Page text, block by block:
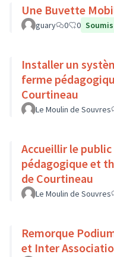
Une Buvette
guary 0 0
Installer un
ferme
Courtineau
Le Moulin de Souvres
Accueillir le
pédagogique et
de Courtineau
Le Moulin de Souvres
Remorque
et Inter